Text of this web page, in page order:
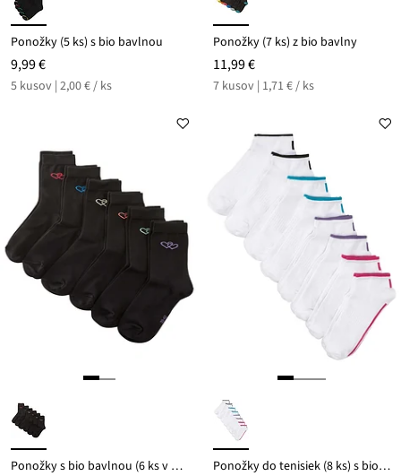
Ponožky (5 ks) s bio bavlnou
9,99 €
5 kusov | 2,00 € / ks
Ponožky (7 ks) z bio bavlny
11,99 €
7 kusov | 1,71 € / ks
Ponožky s bio bavlnou (6 ks v balení) Ponožky do tenisiek (8 ks) s bio bavlnou